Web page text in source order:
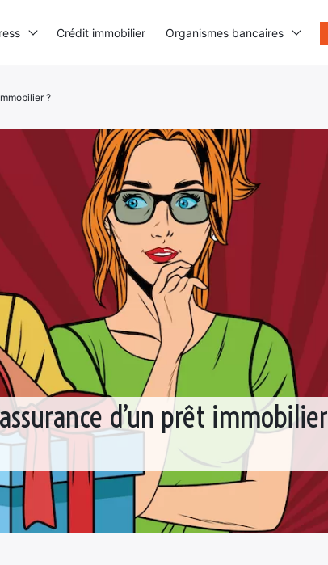
d’un prêt immobilier
?
Crédit immobilier Organismes bancaires